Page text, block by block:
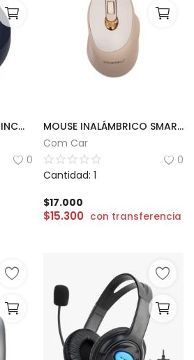
PARLANTE CON ALEXA INCORPORADO
0
MOUSE INALÁMBRICO SMARTILIKE | MS01
Com Car
0
Cantidad: 1
$17.000
$15.300 con transferencia